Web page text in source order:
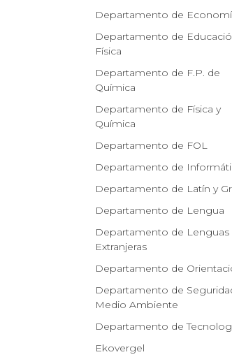
Departamento de
Departamento de
Física
Departamento de F.P. de
Química
Departamento de Física y
Química
Departamento de FOL
Departamento de
Departamento de Latín y
Departamento de Lengua
Departamento de Lenguas
Extranjeras
Departamento de
Departamento de
Medio Ambiente
Departamento de
Ekovergel